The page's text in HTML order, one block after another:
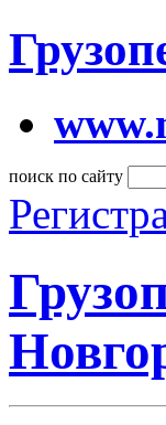
поиск по сайту